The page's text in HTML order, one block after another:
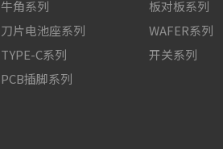
牛角系列
板对板系列
刀片电池座系列
WAFER系列
TYPE-C系列
开关系列
PCB插脚系列